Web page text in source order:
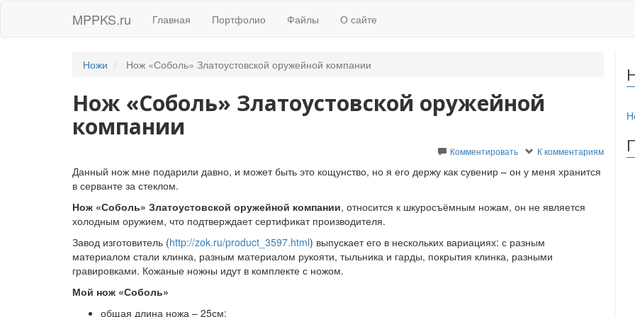
MPPKS.ru Главная Портфолио Файлы О сайте
Ножи Нож «Соболь» Златоустовской оружейной компании
Нож «Соболь» Златоустовской оружейной
компании
Комментировать К комментариям
Данный нож мне подарили давно, и может быть это кощунство, но я его держу как сувенир – он у меня хранится
в серванте за стеклом.
Нож «Соболь» Златоустовской оружейной компании, относится к шкуросъёмным ножам, он не является
холодным оружием, что подтверждает сертификат производителя.
Завод изготовитель (http://zok.ru/product_3597.html) выпускает его в нескольких вариациях: с разным
материалом стали клинка, разным материалом рукояти, тыльника и гарды, покрытия клинка, разными
гравировками. Кожаные ножны идут в комплекте с ножом.
Мой нож «Соболь»
общая длина ножа – 25см;